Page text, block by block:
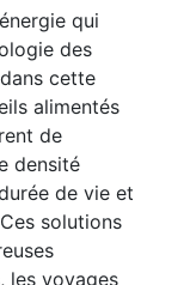
qui
des
cette
alimentés
de
densité
de vie et
solutions
les voyages